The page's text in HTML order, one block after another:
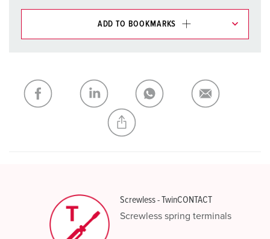
ADD TO BOOKMARKS
My list ADD
CREATE A NEW LIST
Screwless - TwinCONTACT
Screwless spring terminals